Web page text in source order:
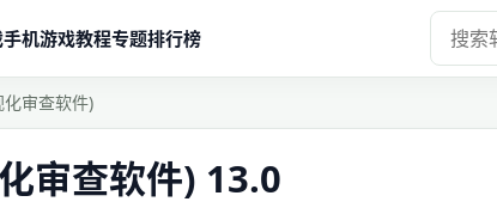
手机游戏教程专题排行榜
化审查软件)
审查软件) 13.0